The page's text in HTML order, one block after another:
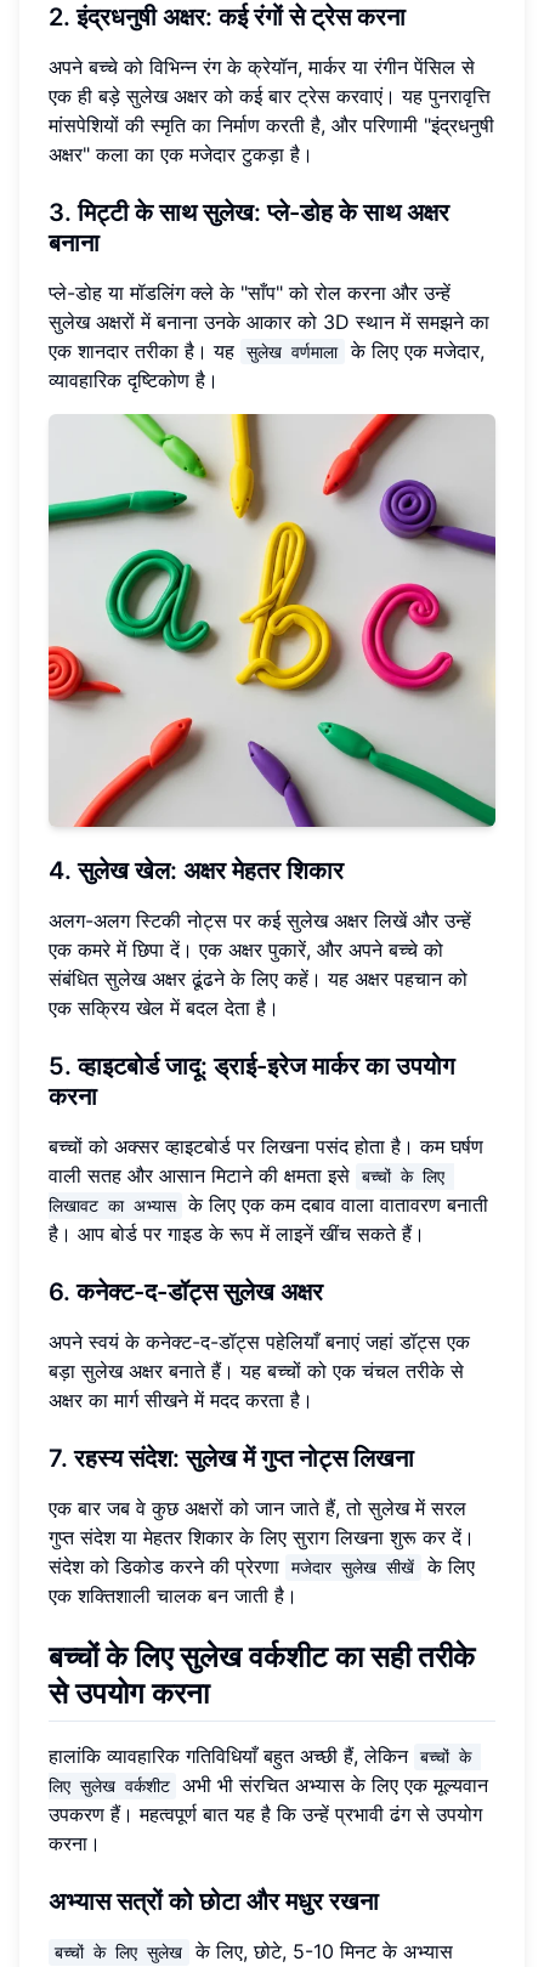
2. इंद्रधनुषी अक्षर: कई रंगों से ट्रेस करना
अपने बच्चे को विभिन्न रंग के क्रेयॉन, मार्कर या रंगीन पेंसिल से
एक ही बड़े सुलेख अक्षर को कई बार ट्रेस करवाएं। यह पुनरावृत्ति
मांसपेशियों की स्मृति का निर्माण करती है, और परिणामी "इंद्रधनुषी
अक्षर" कला का एक मजेदार टुकड़ा है।
3. मिट्टी के साथ सुलेख: प्ले-डोह के साथ अक्षर
बनाना
प्ले-डोह या मॉडलिंग क्ले के "साँप" को रोल करना और उन्हें
सुलेख अक्षरों में बनाना उनके आकार को 3D स्थान में समझने का
एक शानदार तरीका है। यह
सुलेख वर्णमाला के लिए एक मजेदार,
व्यावहारिक दृष्टिकोण है।
4. सुलेख खेल: अक्षर मेहतर शिकार
अलग-अलग स्टिकी नोट्स पर कई सुलेख अक्षर लिखें और उन्हें
एक कमरे में छिपा दें। एक अक्षर पुकारें, और अपने बच्चे को
संबंधित सुलेख अक्षर ढूंढने के लिए कहें। यह अक्षर पहचान को
एक सक्रिय खेल में बदल देता है।
5. व्हाइटबोर्ड जादू: ड्राई-इरेज मार्कर का उपयोग
करना
बच्चों को अक्सर व्हाइटबोर्ड पर लिखना पसंद होता है। कम घर्षण
वाली सतह और आसान मिटाने की क्षमता इसे
बच्चों के लिए
लिखावट का अभ्यास के लिए एक कम दबाव वाला वातावरण बनाती
है। आप बोर्ड पर गाइड के रूप में लाइनें खींच सकते हैं।
6. कनेक्ट-द-डॉट्स सुलेख अक्षर
अपने स्वयं के कनेक्ट-द-डॉट्स पहेलियाँ बनाएं जहां डॉट्स एक
बड़ा सुलेख अक्षर बनाते हैं। यह बच्चों को एक चंचल तरीके से
अक्षर का मार्ग सीखने में मदद करता है।
7. रहस्य संदेश: सुलेख में गुप्त नोट्स लिखना
एक बार जब वे कुछ अक्षरों को जान जाते हैं, तो सुलेख में सरल
गुप्त संदेश या मेहतर शिकार के लिए सुराग लिखना शुरू कर दें।
संदेश को डिकोड करने की प्रेरणा
मजेदार सुलेख सीखें
के लिए
एक शक्तिशाली चालक बन जाती है।
बच्चों के लिए सुलेख वर्कशीट का सही तरीके
से उपयोग करना
हालांकि व्यावहारिक गतिविधियाँ बहुत अच्छी हैं, लेकिन बच्चों के
लिए सुलेख वर्कशीट
अभी भी संरचित अभ्यास के लिए एक मूल्यवान
उपकरण हैं। महत्वपूर्ण बात यह है कि उन्हें प्रभावी ढंग से उपयोग
करना।
अभ्यास सत्रों को छोटा और मधुर रखना
बच्चों के लिए सुलेख
के लिए, छोटे, 5-10 मिनट के अभ्यास